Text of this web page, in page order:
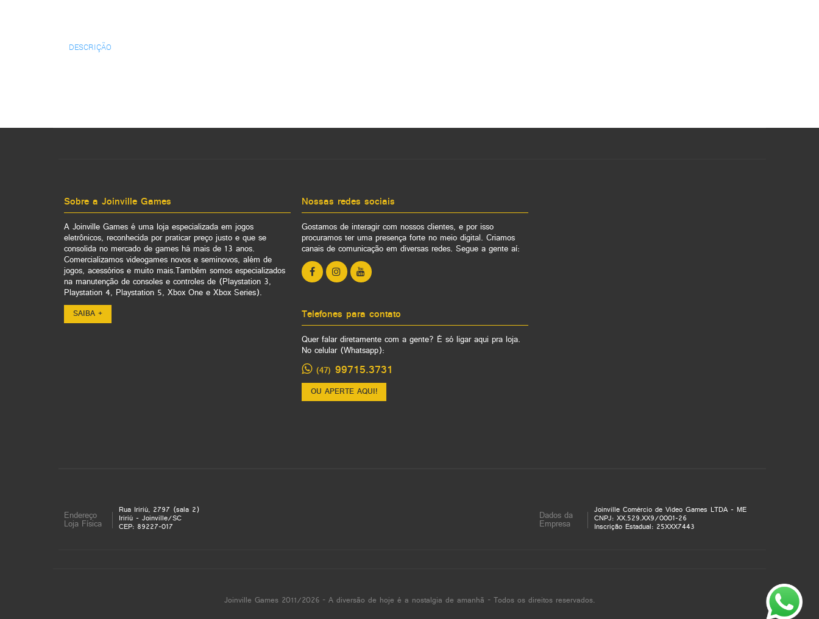
DESCRIÇÃO
Sobre a Joinville Games
A Joinville Games é uma loja especializada em jogos
eletrônicos, reconhecida por praticar preço justo e que se
consolida no mercado de games há mais de 13 anos.
Comercializamos videogames novos e seminovos, além de
jogos, acessórios e muito mais.Também somos especializados
na manutenção de consoles e controles de (Playstation 3,
Playstation 4, Playstation 5, Xbox One e Xbox Series).
SAIBA +
Nossas redes sociais
Gostamos de interagir com nossos clientes, e por isso
procuramos ter uma presença forte no meio digital. Criamos
canais de comunicação em diversas redes. Segue a gente aí:
Telefones para contato
Quer falar diretamente com a gente? É só ligar aqui pra loja.
No celular (Whatsapp):
(47) 99715.3731
OU APERTE AQUI!
Endereço
Loja Física
Rua Iririú, 2797 (sala 2)
Iririú - Joinville/SC
CEP: 89227-017
Dados da
Empresa
Joinville Comércio de Video Games LTDA - ME
CNPJ: XX.529.XX9/0001-26
Inscrição Estadual: 25XXX7443
Joinville Games 2011/2026 - A diversão de hoje é a nostalgia de amanhã - Todos os direitos reservados.